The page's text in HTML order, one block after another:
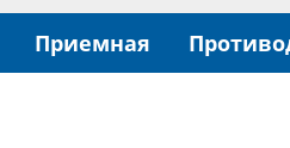
Приемная